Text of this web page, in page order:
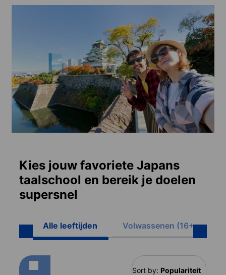
Kies jouw favoriete Japans
taalschool en bereik je doelen
supersnel
Alle leeftijden Volwassenen (16+)
Sort by: Populariteit